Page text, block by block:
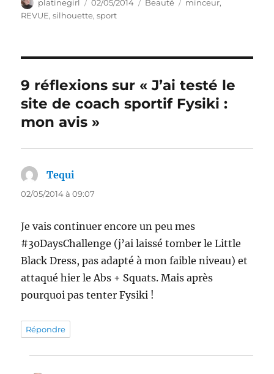
platinegirl
le
02/05/2014 Beauté minceur,
REVUE,silhouette,sport
9 réflexions sur « J’ai testé le
site de coach sportif Fysiki :
mon avis »
Tequi
02/05/2014 à 09:07
Je vais continuer encore un peu mes
#30DaysChallenge (j’ai laissé tomber le Little
Black Dress, pas adapté à mon faible niveau) et
attaqué hier le Abs + Squats. Mais après
pourquoi pas tenter Fysiki !
Répondre